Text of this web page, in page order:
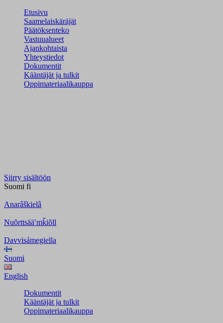
Etusivu
Saamelaiskäräjät
Päätöksenteko
Vastuualueet
Ajankohtaista
Yhteystiedot
Dokumentit
Kääntäjät ja tulkit
Oppimateriaalikauppa
Siirry sisältöön
Suomi fi
Anarâškielâ
Nuõrttsääʹmǩiõll
Davvisámegiella
Suomi
English
Dokumentit
Kääntäjät ja tulkit
Oppimateriaalikauppa